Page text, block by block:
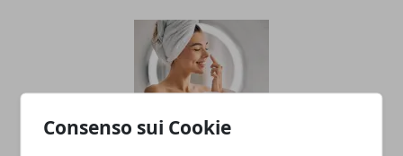
Consenso sui Cookie